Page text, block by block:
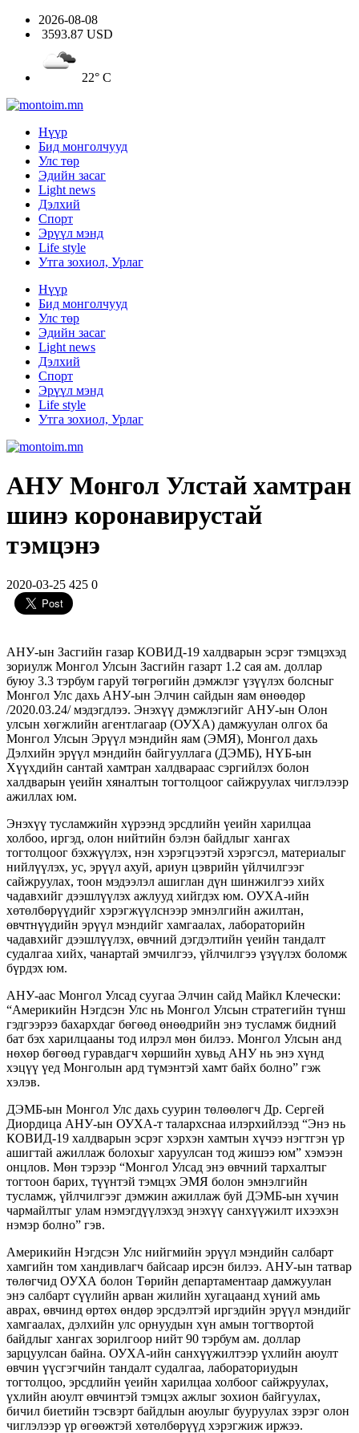
2026-08-08
3593.87 USD
22° C
Нүүр
Бид монголчууд
Улс төр
Эдийн засаг
Light news
Дэлхий
Спорт
Эрүүл мэнд
Life style
Утга зохиол, Урлаг
Нүүр
Бид монголчууд
Улс төр
Эдийн засаг
Light news
Дэлхий
Спорт
Эрүүл мэнд
Life style
Утга зохиол, Урлаг
АНУ Монгол Улстай хамтран
шинэ коронавирустай
тэмцэнэ
2020-03-25 425 0
АНУ-ын Засгийн газар КОВИД-19 халдварын эсрэг тэмцэхэд
зориулж Монгол Улсын Засгийн газарт 1.2 сая ам. доллар
буюу 3.3 тэрбум гаруй төгрөгийн дэмжлэг үзүүлэх болсныг
Монгол Улс дахь АНУ-ын Элчин сайдын яам өнөөдөр
/2020.03.24/ мэдэгдлээ. Энэхүү дэмжлэгийг АНУ-ын Олон
улсын хөгжлийн агентлагаар (ОУХА) дамжуулан олгох ба
Монгол Улсын Эрүүл мэндийн яам (ЭМЯ), Монгол дахь
Дэлхийн эрүүл мэндийн байгууллага (ДЭМБ), НҮБ-ын
Хүүхдийн сантай хамтран халдвараас сэргийлэх болон
халдварын үеийн хяналтын тогтолцоог сайжруулах чиглэлээр
ажиллах юм.
Энэхүү тусламжийн хүрээнд эрсдлийн үеийн харилцаа
холбоо, иргэд, олон нийтийн бэлэн байдлыг хангах
тогтолцоог бэхжүүлэх, нэн хэрэгцээтэй хэрэгсэл, материалыг
нийлүүлэх, ус, эрүүл ахуй, ариун цэврийн үйлчилгээг
сайжруулах, тоон мэдээлэл ашиглан дүн шинжилгээ хийх
чадавхийг дээшлүүлэх ажлууд хийгдэх юм. ОУХА-ийн
хөтөлбөрүүдийг хэрэгжүүлснээр эмнэлгийн ажилтан,
өвчтнүүдийн эрүүл мэндийг хамгаалах, лабораторийн
чадавхийг дээшлүүлэх, өвчний дэгдэлтийн үеийн тандалт
судалгаа хийх, чанартай эмчилгээ, үйлчилгээ үзүүлэх боломж
бүрдэх юм.
АНУ-аас Монгол Улсад суугаа Элчин сайд Майкл Клечески:
“Америкийн Нэгдсэн Улс нь Монгол Улсын стратегийн түнш
гэдгээрээ бахархдаг бөгөөд өнөөдрийн энэ тусламж бидний
бат бэх харилцааны тод илрэл мөн билээ. Монгол Улсын анд
нөхөр бөгөөд гуравдагч хөршийн хувьд АНУ нь энэ хүнд
хэцүү үед Монголын ард түмэнтэй хамт байх болно” гэж
хэлэв.
ДЭМБ-ын Монгол Улс дахь суурин төлөөлөгч Др. Сергей
Диордица АНУ-ын ОУХА-т талархснаа илэрхийлээд “Энэ нь
КОВИД-19 халдварын эсрэг хэрхэн хамтын хүчээ нэгтгэн үр
ашигтай ажиллаж болохыг харуулсан тод жишээ юм” хэмээн
онцлов. Мөн тэрээр “Монгол Улсад энэ өвчний тархалтыг
тогтоон барих, түүнтэй тэмцэх ЭМЯ болон эмнэлгийн
тусламж, үйлчилгээг дэмжин ажиллаж буй ДЭМБ-ын хүчин
чармайлтыг улам нэмэгдүүлэхэд энэхүү санхүүжилт ихээхэн
нэмэр болно” гэв.
Америкийн Нэгдсэн Улс нийгмийн эрүүл мэндийн салбарт
хамгийн том хандивлагч байсаар ирсэн билээ. АНУ-ын татвар
төлөгчид ОУХА болон Төрийн департаментаар дамжуулан
энэ салбарт сүүлийн арван жилийн хугацаанд хүний амь
аврах, өвчинд өртөх өндөр эрсдэлтэй иргэдийн эрүүл мэндийг
хамгаалах, дэлхийн улс орнуудын хүн амын тогтвортой
байдлыг хангах зорилгоор нийт 90 тэрбум ам. доллар
зарцуулсан байна. ОУХА-ийн санхүүжилтээр үхлийн аюулт
өвчин үүсгэгчийн тандалт судалгаа, лабораториудын
тогтолцоо, эрсдлийн үеийн харилцаа холбоог сайжруулах,
үхлийн аюулт өвчинтэй тэмцэх ажлыг зохион байгуулах,
бичил биетийн тэсвэрт байдлын аюулыг бууруулах зэрэг олон
чиглэлээр үр өгөөжтэй хөтөлбөрүүд хэрэгжиж иржээ.